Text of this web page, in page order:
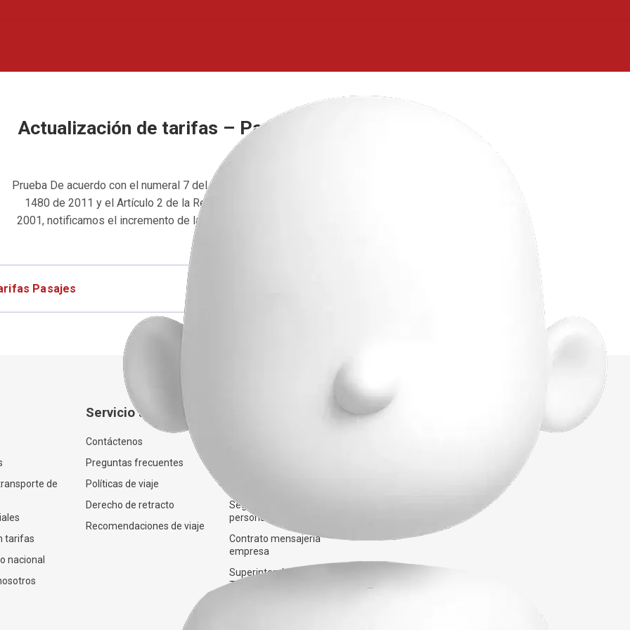
Actualización de tarifas – Pasaje
Prueba De acuerdo con el numeral 7 del Artículo 5, de la ley
1480 de 2011 y el Artículo 2 de la Resolución 3600 de
2001, notificamos el incremento de las siguientes tarifas:
Pasajes
de
tarifas
nacional
Servicio al cliente
Contáctenos
Preguntas frecuentes
Políticas de viaje
Derecho de retracto
Recomendaciones de viaje
Seguro de accidentes
personales
Contrato mensajería
empresa
Superintendencia de
Transporte
Síguenos en